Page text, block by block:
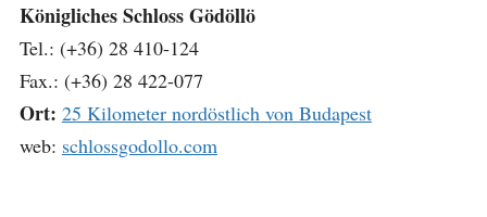
Königliches Schloss Gödöllö
Tel.: (+36) 28 410-124
Fax.: (+36) 28 422-077
Ort: 25 Kilometer nordöstlich von Budapest
web: schlossgodollo.com